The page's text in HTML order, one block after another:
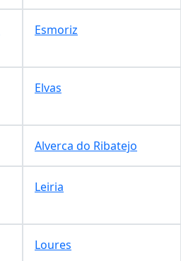
Esmoriz
Elvas
Alverca do Ribatejo
Leiria
Loures